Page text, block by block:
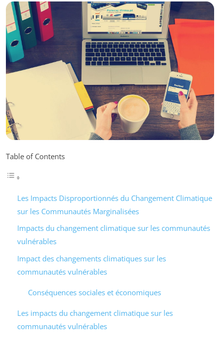
Table of Contents
Les Impacts Disproportionnés du Changement Climatique
sur les Communautés Marginalisées
Impacts du changement climatique sur les communautés
vulnérables
Impact des changements climatiques sur les
communautés vulnérables
Conséquences sociales et économiques
Les impacts du changement climatique sur les
communautés vulnérables